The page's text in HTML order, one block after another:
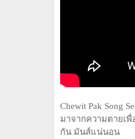
Chewit Pak Song
มาจากความตายเ
กัน มันส์แน่นอน